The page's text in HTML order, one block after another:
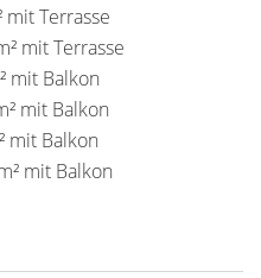
mit Terrasse
mit Terrasse
mit Balkon
mit Balkon
mit Balkon
mit Balkon